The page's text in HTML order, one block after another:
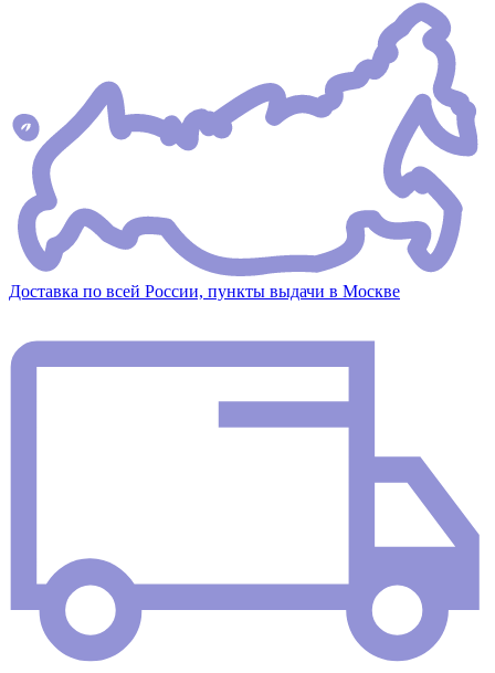
Доставка по всей России, пункты выдачи в Москве